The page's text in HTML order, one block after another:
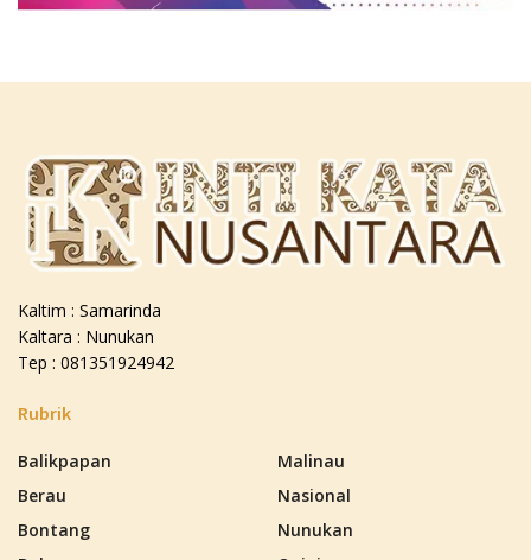
Kaltim : Samarinda
Kaltara : Nunukan
Tep : 081351924942
Rubrik
Balikpapan
Berau
Bontang
Malinau
Nasional
Nunukan